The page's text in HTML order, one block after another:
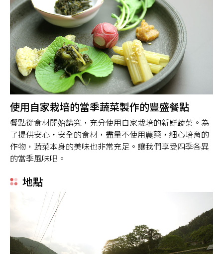
使用自家栽培的當季蔬菜製作的豐盛餐點
餐點從食材開始講究，充分使用自家栽培的新鮮蔬菜。為
了提供安心・安全的食材，盡量不使用農藥，細心培育的
作物，蔬菜本身的美味也非常充足。讓我們享受四季各異
的當季風味吧。
地點